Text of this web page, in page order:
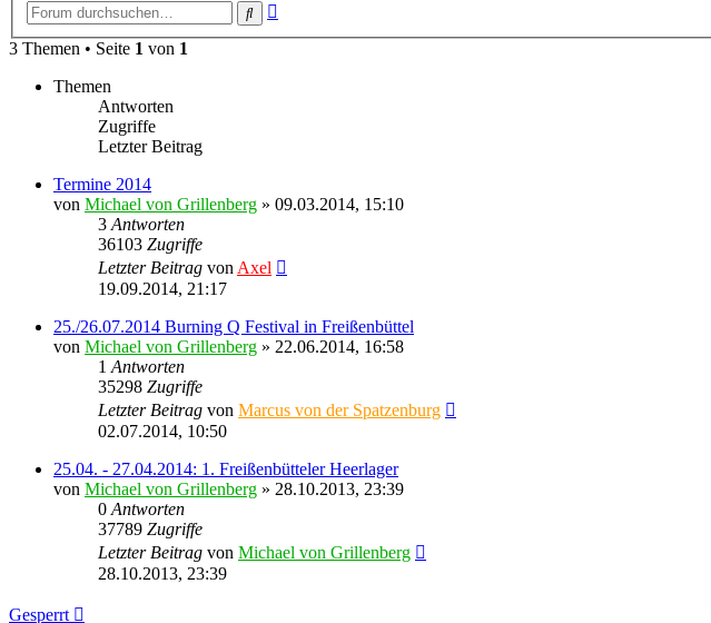
Suche
3 Themen • Seite 1 von 1
Themen
Antworten
Zugriffe
Letzter Beitrag
Termine 2014
von Michael von Grillenberg » 09.03.2014, 15:10
3Antworten
36103 Zugriffe
Letzter Beitrag vonAxel
19.09.2014, 21:17
25./26.07.2014 Burning Q Festival in Freißenbüttel
von Michael von Grillenberg » 22.06.2014, 16:58
1Antworten
35298 Zugriffe
Letzter Beitrag von Marcus von der Spatzenburg
02.07.2014, 10:50
25.04. - 27.04.2014: 1. Freißenbütteler Heerlager
von Michael von Grillenberg » 28.10.2013, 23:39
0Antworten
37789 Zugriffe
Letzter Beitrag von Michael von Grillenberg
28.10.2013, 23:39
Gesperrt